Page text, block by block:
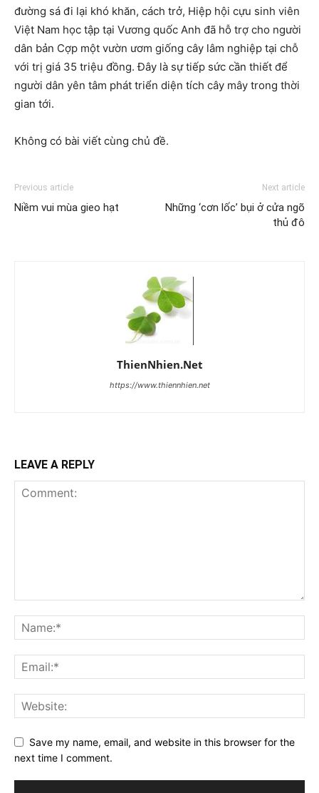
đường sá đi lại khó khăn, cách trở, Hiệp hội cựu sinh viên
Việt Nam học tập tại Vương quốc Anh đã hỗ trợ cho người
dân bản Cợp một vườn ươm giống cây lâm nghiệp tại chỗ
với trị giá 35 triệu đồng. Đây là sự tiếp sức cần thiết để
người dân yên tâm phát triển diện tích cây mây trong thời
gian tới.
Không có bài viết cùng chủ đề.
Previous article
Niềm vui mùa gieo hạt
Next article
Những ‘cơn lốc’ bụi ở cửa ngõ
thủ đô
ThienNhien.Net
https://www.thiennhien.net
LEAVE A REPLY
Save my name, email, and website in this browser for the
next time I comment.